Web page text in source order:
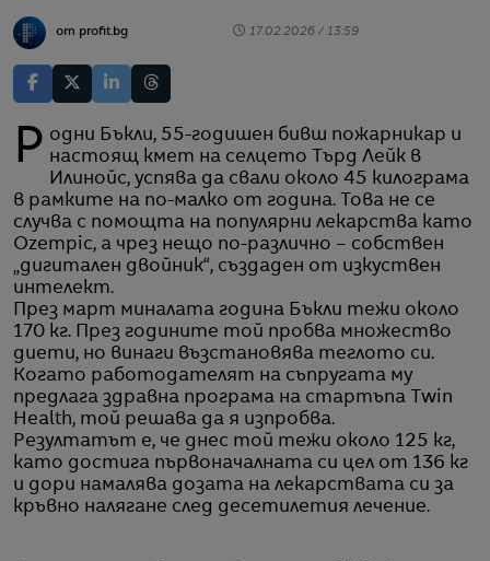
от profit.bg 17.02.2026 / 13:59
Родни Бъкли, 55-годишен бивш пожарникар и настоящ кмет на селцето Търд Лейк в
Илинойс, успява да свали около 45 килограма
в рамките на по-малко от година. Това не се
случва с помощта на популярни лекарства като
Ozempic, а чрез нещо по-различно – собствен
„дигитален двойник“, създаден от изкуствен
интелект.
През март миналата година Бъкли тежи около
170 кг. През годините той пробва множество
диети, но винаги възстановява теглото си.
Когато работодателят на съпругата му
предлага здравна програма на стартъпа Twin
Health, той решава да я изпробва.
Резултатът е, че днес той тежи около 125 кг,
като достига първоначалната си цел от 136 кг
и дори намалява дозата на лекарствата си за
кръвно налягане след десетилетия лечение.